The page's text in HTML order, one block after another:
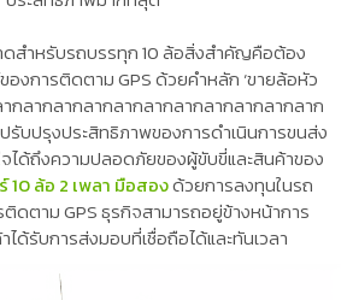
สำหรับรถบรรทุก 10 ล้อสิ่งสำคัญคือต้อง
งการติดตาม GPS ด้วยคำหลัก ‘ขายล้อหัว
กลากลากลากลากลากลากลากลากลากลาก
รับปรุงประสิทธิภาพของการดำเนินการขนส่ง
ได้ถึงความปลอดภัยของผู้ขับขี่และสินค้าของ
10 ล้อ 2 เพลา มือสองด้วยการลงทุนในรถ
ดตาม GPS ธุรกิจสามารถอยู่ข้างหน้าการ
ได้รับการส่งมอบที่เชื่อถือได้และทันเวลา